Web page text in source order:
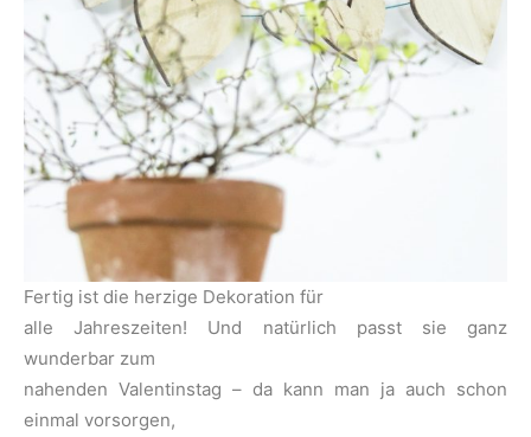
Fertig ist die herzige Dekoration für
alle Jahreszeiten! Und natürlich passt sie ganz
wunderbar zum
nahenden Valentinstag – da kann man ja auch schon
einmal vorsorgen,